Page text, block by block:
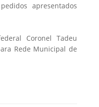
apresentados
Coronel Tadeu
Rede Municipal de